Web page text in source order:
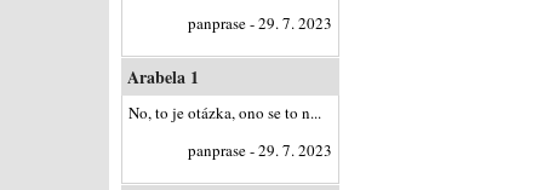
panprase - 29. 7. 2023
Arabela 1
No, to je otázka, ono se to n...
panprase - 29. 7. 2023